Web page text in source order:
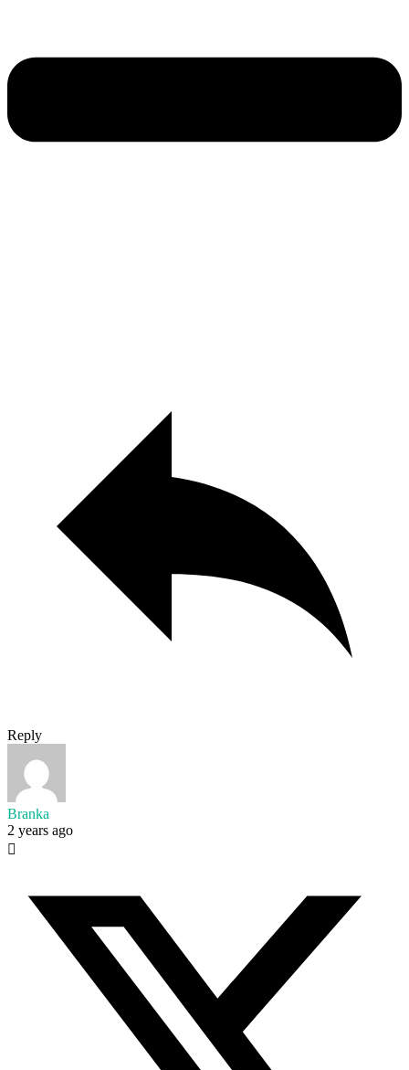
Reply
Branka
2 years ago